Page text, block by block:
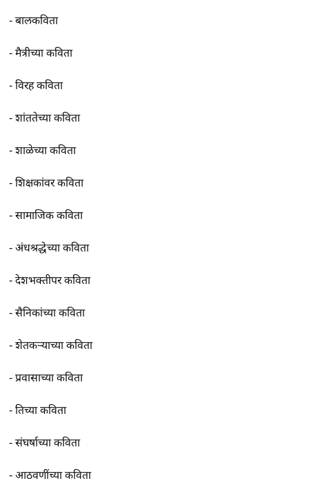
-बालकविता
-मैत्रीच्या कविता
-विरह कविता
-शांततेच्या कविता
-शाळेच्या कविता
-शिक्षकांवर कविता
-सामाजिक कविता
-अंधश्रद्धेच्या कविता
-देशभक्तीपर कविता
-सैनिकांच्या कविता
-शेतकर्‍याच्या कविता
-प्रवासाच्या कविता
-तिच्या कविता
-संघर्षाच्या कविता
-आठवणींच्या कविता